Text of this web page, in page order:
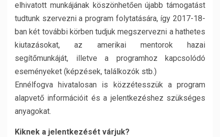
elhivatott munkájának köszönhetően újabb támogatást
tudtunk szervezni a program folytatására, így 2017-18-
ban két további körben tudjuk megszervezni a hathetes
kiutazásokat, az amerikai mentorok hazai
segítőmunkáját, illetve a programhoz kapcsolódó
eseményeket (képzések, találkozók stb.)
Ennélfogva hivatalosan is közzétesszük a program
alapvető információit és a jelentkezéshez szükséges
anyagokat.
Kiknek a jelentkezését várjuk?